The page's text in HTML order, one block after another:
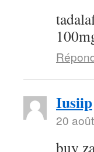
Iusiip
20
buy